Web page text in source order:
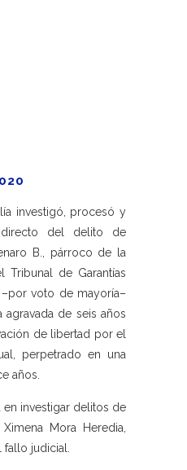
investigó, procesó y
del delito de
B., párroco de la
Tribunal de Garantías
–por voto de mayoría–
agravada de seis años
de libertad por el
perpetrado en una
años.
en investigar delitos de
Mora Heredia,
judicial.